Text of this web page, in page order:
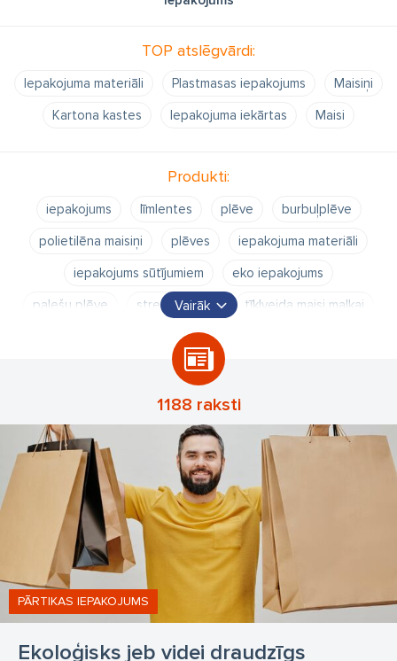
TOP atslēgvārdi:
Iepakojuma materiāli Plastmasas iepakojums
Maisiņi
Kartona kastes
Iepakojuma iekārtas Maisi
Produkti:
iepakojums līmlentes plēve
burbuļplēve
polietilēna maisiņi
plēves
iepakojuma materiāli
iepakojums sūtījumiem
eko iepakojums
palešu plēve
stretch plēve
tīklveida maisi malkai
malkas maisi
burbuļaplosknes
spriegošanas lentes
Vairāk
1188 raksti
Ekoloģisks jeb videi draudzīgs
PĀRTIKAS IEPAKOJUMS